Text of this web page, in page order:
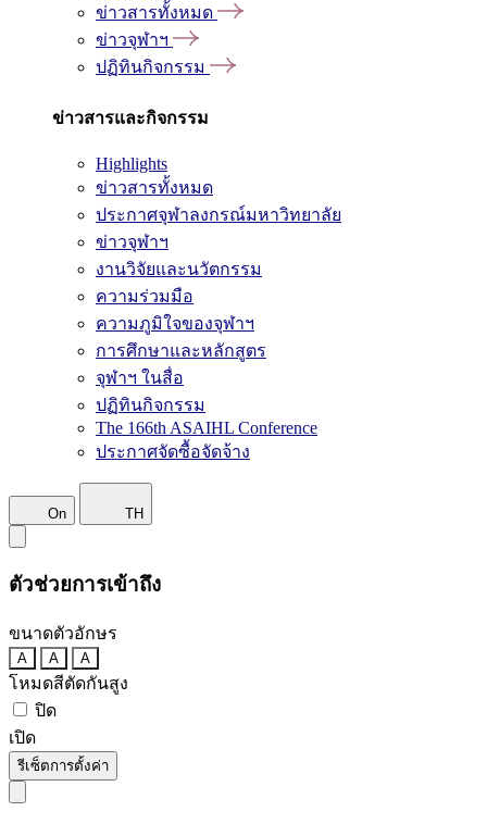
ข่าวสารทั้งหมด
ข่าวจุฬาฯ
ปฏิทินกิจกรรม
ข่าวสารและกิจกรรม
Highlights
ข่าวสารทั้งหมด
ประกาศจุฬาลงกรณ์มหาวิทยาลัย
ข่าวจุฬาฯ
งานวิจัยและนวัตกรรม
ความร่วมมือ
ความภูมิใจของจุฬาฯ
การศึกษาและหลักสูตร
จุฬาฯ ในสื่อ
ปฏิทินกิจกรรม
The 166th ASAIHL Conference
ประกาศจัดซื้อจัดจ้าง
On TH
ตัวช่วยการเข้าถึง
ขนาดตัวอักษร
A A A
โหมดสีตัดกันสูง
ปิด
เปิด
รีเซ็ตการตั้งค่า